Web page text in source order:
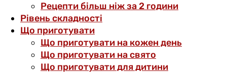
Рецепти більш ніж за 2 години
Рівень складності
Що приготувати
Що приготувати на кожен день
Що приготувати на свято
Що приготувати для дитини